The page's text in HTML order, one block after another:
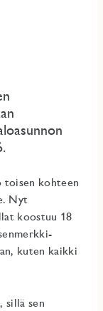
toisen kohteen
Nyt
koostuu 18
kuten kaikki
sillä sen